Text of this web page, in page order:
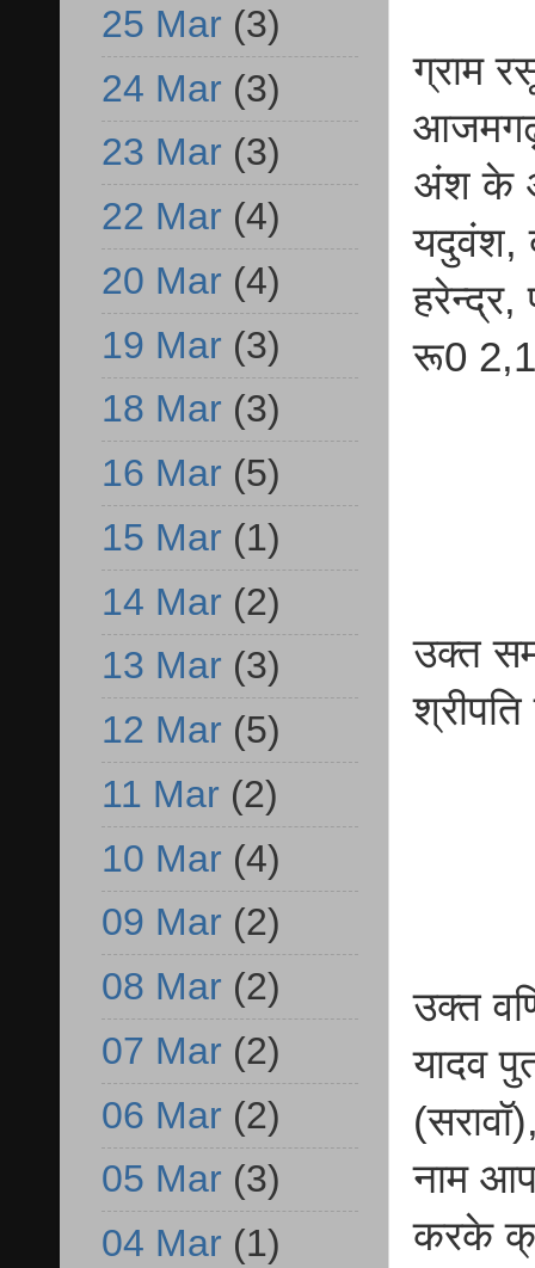
ग्राम
आजमगढ़
अंश के
यदुवंश,
रू0
उक्त
उक्त
यादव
नाम
करके
25 Mar (3)
24 Mar (3)
23 Mar (3)
22 Mar (4)
20 Mar (4)
19 Mar (3)
18 Mar (3)
16 Mar (5)
15 Mar (1)
14 Mar (2)
13 Mar (3)
12 Mar (5)
11 Mar (2)
10 Mar (4)
09 Mar (2)
08 Mar (2)
07 Mar (2)
06 Mar (2)
05 Mar (3)
04 Mar (1)